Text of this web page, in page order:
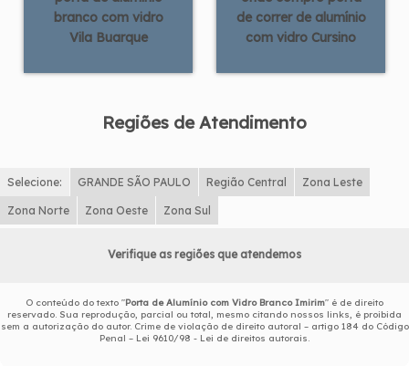
branco com vidro
Vila Buarque
de correr de alumínio
com vidro Cursino
Regiões de Atendimento
Selecione: GRANDE SÃO PAULO Região Central Zona Leste
Zona Norte Zona Oeste Zona Sul
Verifique as regiões que atendemos
O conteúdo do texto "Porta de Alumínio com Vidro Branco Imirim" é de direito
reservado. Sua reprodução, parcial ou total, mesmo citando nossos links, é proibida
sem a autorização do autor. Crime de violação de direito autoral – artigo 184 do Código
Penal – Lei 9610/98 - Lei de direitos autorais